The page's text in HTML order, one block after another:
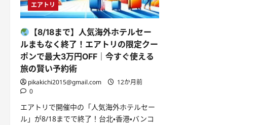
エアトリ
【8/18まで】人気海外ホテルセー
ルまもなく終了！エアトリの限定クー
ポンで最大3万円OFF｜今すぐ使える
旅の賢い予約術
pikakichi2015@gmail.com
12か月前
0
エアトリで開催中の「人気海外ホテルセー
ル」が8/18までで終了！台北・香港・バンコ